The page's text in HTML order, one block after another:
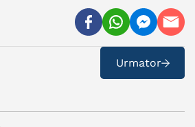
Urmator